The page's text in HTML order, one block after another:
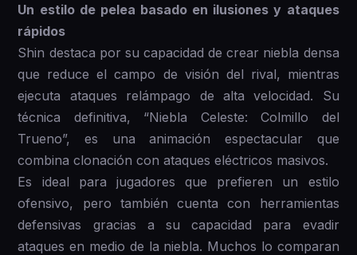
Un estilo de pelea basado en ilusiones y ataques
rápidos
Shin destaca por su capacidad de crear niebla densa
que reduce el campo de visión del rival, mientras
ejecuta ataques relámpago de alta velocidad. Su
técnica definitiva, “Niebla Celeste: Colmillo del
Trueno”, es una animación espectacular que
combina clonación con ataques eléctricos masivos.
Es ideal para jugadores que prefieren un estilo
ofensivo, pero también cuenta con herramientas
defensivas gracias a su capacidad para evadir
ataques en medio de la niebla. Muchos lo comparan